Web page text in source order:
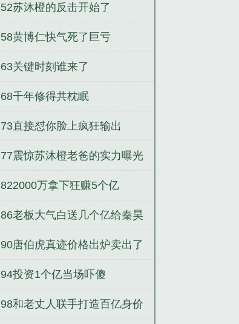
52苏沐橙的反击开始了
58黄博仁快气死了巨亏
63关键时刻谁来了
68千年修得共枕眠
73直接怼你脸上疯狂输出
77震惊苏沐橙老爸的实力曝光
822000万拿下狂赚5个亿
86老板大气白送几个亿给秦昊
90唐伯虎真迹价格出炉卖出了
天价
94投资1个亿当场吓傻
98和老丈人联手打造百亿身价